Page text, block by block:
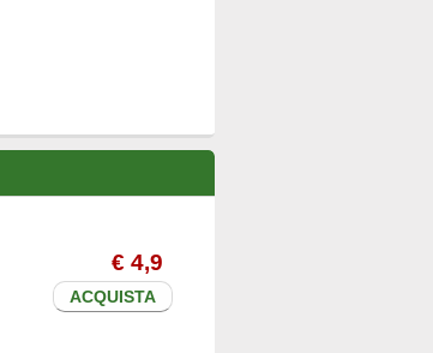
€ 4,9
ACQUISTA